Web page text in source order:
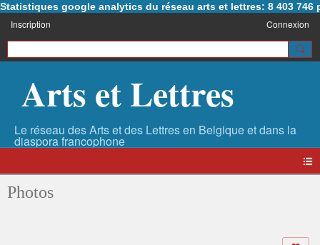
Statistiques google analytics du réseau arts et lettres: 8 403 746
Inscription Connexion
Arts et Lettres
Photos